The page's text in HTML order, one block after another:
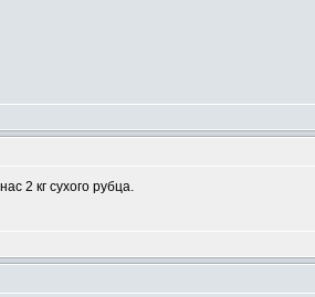
2 кг сухого рубца.